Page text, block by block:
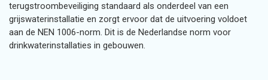
terugstroombeveiliging standaard als onderdeel van een
grijswaterinstallatie en zorgt ervoor dat de uitvoering voldoet
aan de NEN 1006-norm. Dit is de Nederlandse norm voor
drinkwaterinstallaties in gebouwen.